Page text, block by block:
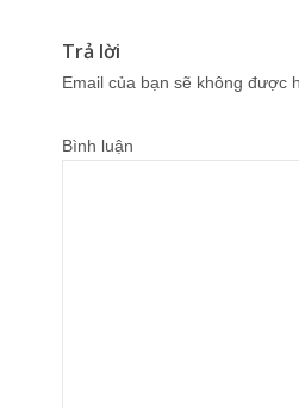
Trả lời
Email của bạn sẽ không được
Bình luận